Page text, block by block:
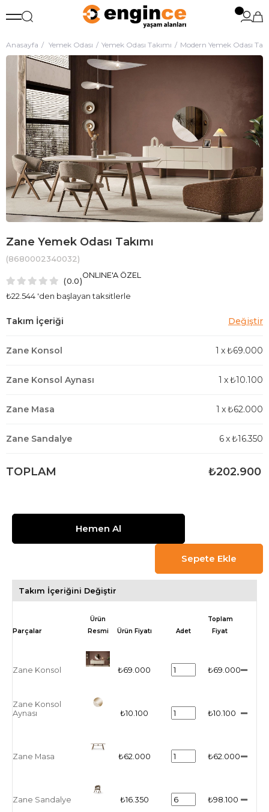
Anasayfa Yemek Odası Yemek Odası Takımı Modern Yemek Odası
Zane Yemek Odası Takımı
(8680002340032)
0.0
₺22.544 'den başlayan taksitlerle
ONLINE'A ÖZEL
Zane Konsol 1 x₺69.000
Zane Konsol Aynası 1 x₺10.100
Zane Masa 1 x₺62.000
Zane Sandalye 6x₺16.350
TOPLAM ₺202.900
Takım İçeriğini Değiştir
Ürün
Resmi
Ürün Fiyatı Adet
Toplam
Fiyat
Zane Konsol ₺69.000 ₺69.000
Zane Konsol
Aynası
₺10.100 ₺10.100
Zane Masa ₺62.000 ₺62.000
Zane Sandalye ₺16.350 ₺98.100